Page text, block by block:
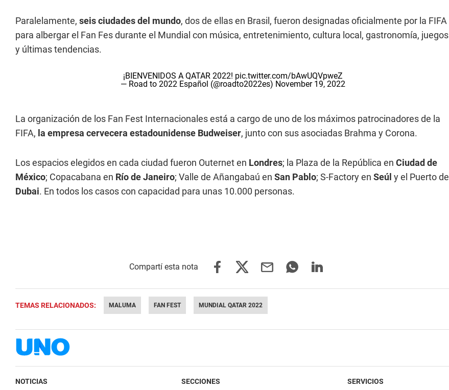
Paralelamente, seis ciudades del mundo, dos de ellas en Brasil, fueron designadas oficialmente por la FIFA
para albergar el Fan Fes durante el Mundial con música, entretenimiento, cultura local, gastronomía, juegos
y últimas tendencias.
¡BIENVENIDOS A QATAR 2022! pic.twitter.com/bAwUQVpweZ
— Road to 2022 Español (@roadto2022es) November 19, 2022
La organización de los Fan Fest Internacionales está a cargo de uno de los máximos patrocinadores de la
FIFA, la empresa cervecera estadounidense Budweiser, junto con sus asociadas Brahma y Corona.
Los espacios elegidos en cada ciudad fueron Outernet en Londres; la Plaza de la República en Ciudad de
México; Copacabana en Río de Janeiro; Valle de Añangabaú en San Pablo; S-Factory en Seúl y el Puerto de
Dubai. En todos los casos con capacidad para unas 10.000 personas.
TEMAS RELACIONADOS: MALUMA FAN FEST MUNDIAL QATAR 2022
NOTICIAS SECCIONES SERVICIOS